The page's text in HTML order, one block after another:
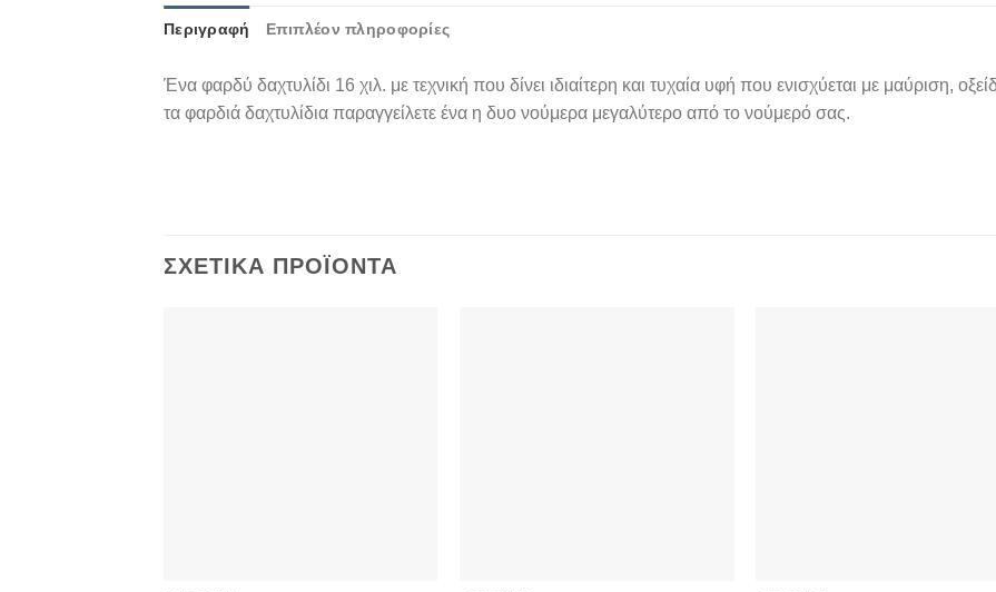
Περιγραφή Επιπλέον πληροφορίες
Ένα φαρδύ δαχτυλίδι 16 χιλ. με τεχνική που δίνει ιδιαίτερη και τυχαία υφή που ενισχύεται με μαύριση,
τα φαρδιά δαχτυλίδια παραγγείλετε ένα η δυο νούμερα μεγαλύτερο από το νούμερό σας.
ΣΧΕΤΙΚΆ ΠΡΟΪΌΝΤΑ